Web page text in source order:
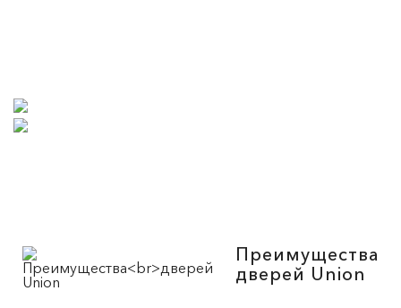
Преимущества
дверей Union